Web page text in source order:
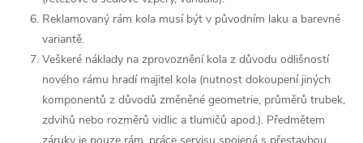
Reklamovaný rám kola musí být v původním laku a barevné
variantě.
Veškeré náklady na zprovoznění kola z důvodu odlišností
nového rámu hradí majitel kola (nutnost dokoupení jiných
komponentů z důvodů změněné geometrie, průměrů trubek,
zdvihů nebo rozměrů vidlic a tlumičů apod.). Předmětem
záruky je pouze rám, práce servisu spojená s přestavbou